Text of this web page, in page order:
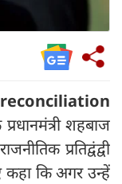
शहबाज
प्रतिद्वंद्वी
कहा कि अगर उन्हें